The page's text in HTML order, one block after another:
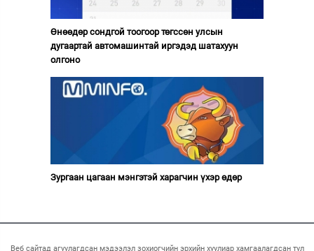
Өнөөдөр сондгой тоогоор төгссөн улсын
дугаартай автомашинтай иргэдэд шатахуун
олгоно
Зургаан цагаан мэнгэтэй харагчин үхэр өдөр
Веб сайтад агуулагдсан мэдээлэл зохиогчийн эрхийн хуулиар хамгаалагдсан тул